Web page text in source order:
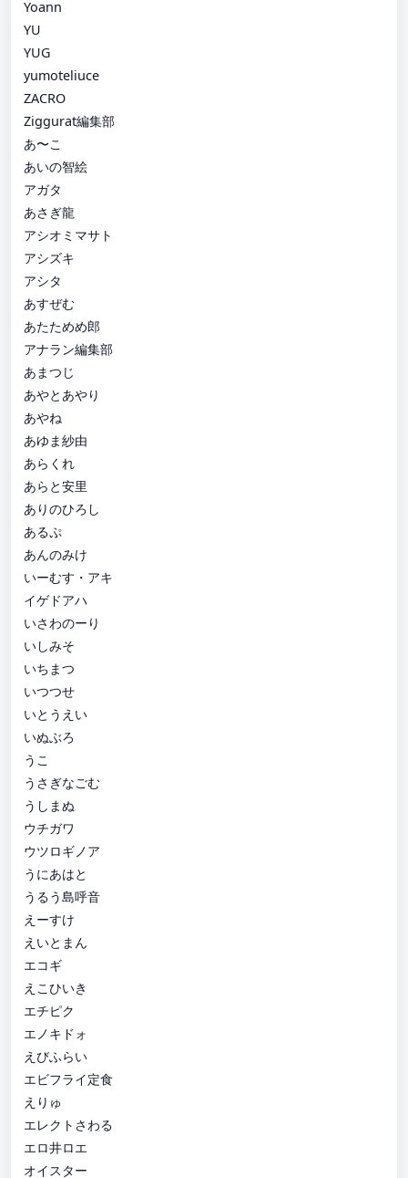
Yoann
YU
YUG
yumoteliuce
ZACRO
Ziggurat編集部
あ〜こ
あいの智絵
アガタ
あさぎ龍
アシオミマサト
アシズキ
アシタ
あすぜむ
あたためめ郎
アナラン編集部
あまつじ
あやとあやり
あやね
あゆま紗由
あらくれ
あらと安里
ありのひろし
あるぷ
あんのみけ
いーむす・アキ
イゲドアハ
いさわのーり
いしみそ
いちまつ
いつつせ
いとうえい
いぬぶろ
うこ
うさぎなごむ
うしまぬ
ウチガワ
ウツロギノア
うにあはと
うるう島呼音
えーすけ
えいとまん
エコギ
えこひいき
エチピク
エノキドォ
えびふらい
エビフライ定食
えりゅ
エレクトさわる
エロ井ロエ
オイスター